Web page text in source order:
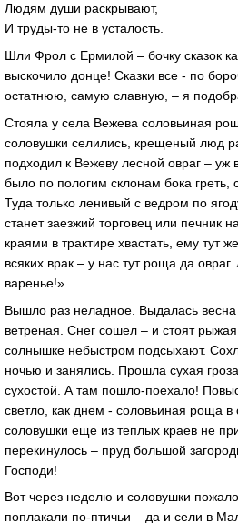
Людям души раскрывают,
И труды-то не в усталость.
Шли Фрол с Ермилой – бочку сказок
выскочило донце! Сказки все - по
остатнюю, самую славную, – я
Стояла у села Вежева соловьиная
соловушки селились, крещеный люд
подходил к Вежеву лесной овраг – уж
было по пологим склонам бока греть,
Туда только ленивый с ведром по
станет заезжий торговец или печник
краями в трактире хвастать, ему тут
всяких врак – у нас тут роща да
варенье!»
Вышло раз неладное. Выдалась весна
ветреная. Снег сошел – и стоят
солнышке небыстром подсыхают.
ночью и занялись. Прошла сухая
сухостой. А там пошло-поехало!
светло, как днем - соловьиная роща в
соловушки еще из теплых краев не
перекинулось – пруд большой
Господи!
Вот через неделю и соловушки
поплакали по-птичьи – да и сели в